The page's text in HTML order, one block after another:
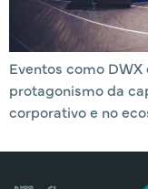
Eventos como
protagonismo da
corporativo e no